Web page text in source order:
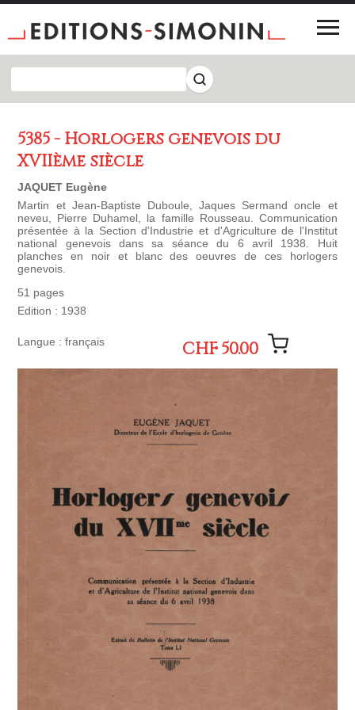
5385 - Horlogers genevois du
XVIIème siècle
JAQUET Eugène
Martin et Jean-Baptiste Duboule, Jaques Sermand oncle et
neveu, Pierre Duhamel, la famille Rousseau. Communication
présentée à la Section d'Industrie et d'Agriculture de l'Institut
national genevois dans sa séance du 6 avril 1938. Huit
planches en noir et blanc des oeuvres de ces horlogers
genevois.
51 pages
Edition : 1938
Langue : français CHF 50.00